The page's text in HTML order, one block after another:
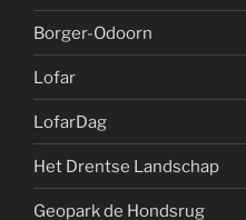
Borger-Odoorn
Lofar
LofarDag
Het Drentse Landschap
Geopark de Hondsrug